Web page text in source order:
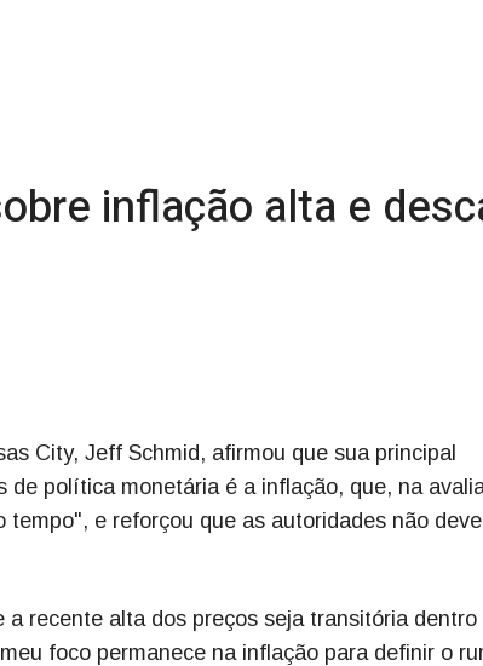
inflação alta e
City, Jeff Schmid, afirmou que sua principal
de política monetária é a inflação, que, na
e reforçou que as autoridades não
recente alta dos preços seja transitória dentro
foco permanece na inflação para definir o